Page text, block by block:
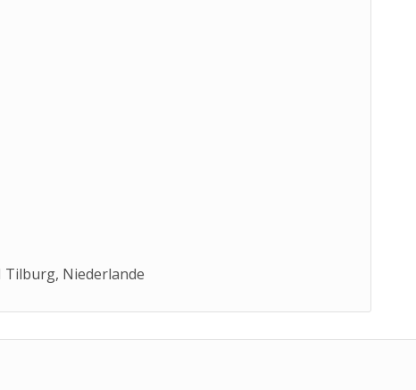
Tilburg, Niederlande